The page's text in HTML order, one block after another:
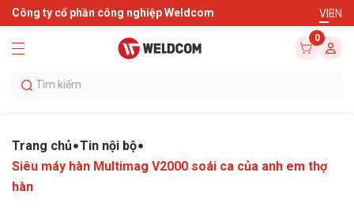
Công ty cổ phần công nghiệp Weldcom VIEN
0
Trang chủ Tin nội bộ
Siêu máy hàn Multimag V2000 soái ca của anh em thợ
hàn